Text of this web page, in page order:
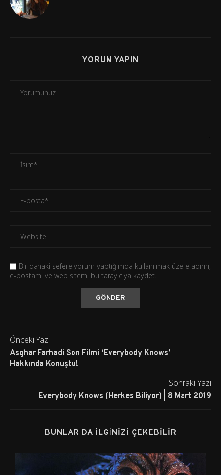
YORUM YAPIN
Bir dahaki sefere yorum yaptığımda kullanılmak üzere adımı,
e-postamı ve web sitemi bu tarayıcıya kaydet.
Önceki Yazı
Asghar Farhadi Son Filmi ‘Everybody Knows’
Hakkında Konuştu!
Sonraki Yazı
Everybody Knows (Herkes Biliyor) | 8 Mart 2019
BUNLAR DA İLGINIZI ÇEKEBILIR